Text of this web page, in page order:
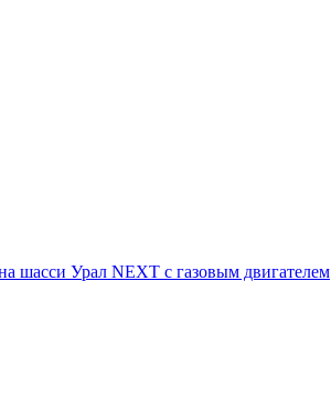
шасси Урал NEXT с газовым двигателем